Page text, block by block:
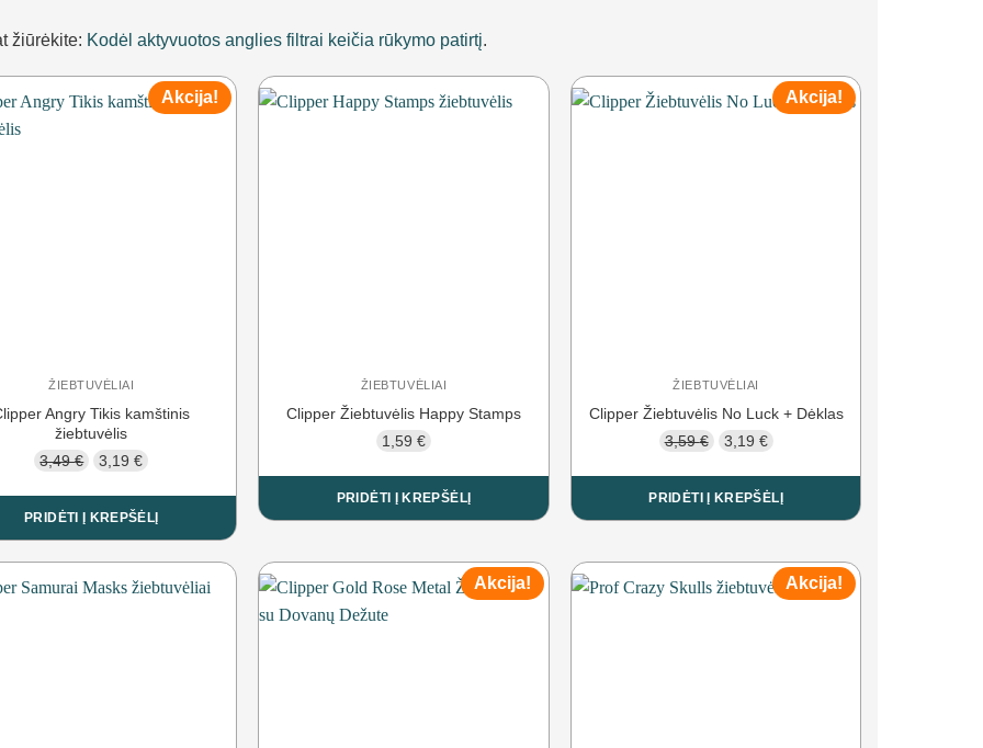
žiūrėkite: Kodėl aktyvuotos anglies filtrai keičia rūkymo patirtį.
Akcija!
ŽIEBTUVĖLIAI
Angry Tikis kamštinis
žiebtuvėlis
3,49€
Original
was:
3,19€
is:
PRIDĖTI Į KREPŠĖLĮ
ŽIEBTUVĖLIAI
Clipper Žiebtuvėlis Happy Stamps
1,59 €
PRIDĖTI Į KREPŠĖLĮ
Akcija!
ŽIEBTUVĖLIAI
Clipper Žiebtuvėlis No Luck + Dėklas
3,59€
Original
was:
3,19 €
is:
PRIDĖTI Į KREPŠĖLĮ
Akcija! Akcija!